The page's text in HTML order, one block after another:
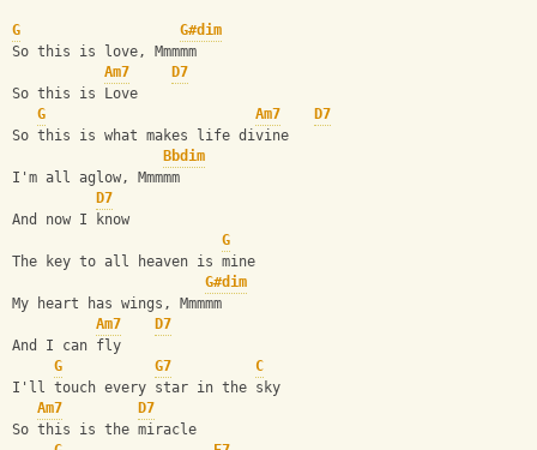
G
G#dim
So this is love, Mmmmm
Am7
D7
So this is Love
G
Am7
D7
So this is what makes life divine
Bbdim
I'm all aglow, Mmmmm
D7
And now I know
G
The key to all heaven is mine
G#dim
My heart has wings, Mmmmm
Am7
D7
And I can fly
G
G7
C
I'll touch every star in the sky
Am7
D7
So this is the miracle